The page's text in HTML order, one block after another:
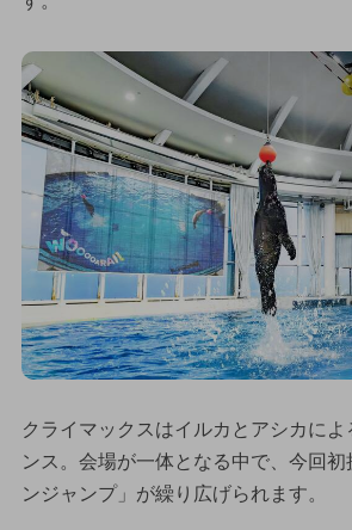
クライマックスはイルカとアシカに
ンス。会場が一体となる中で、今回初
ンジャンプ」が繰り広げられます。